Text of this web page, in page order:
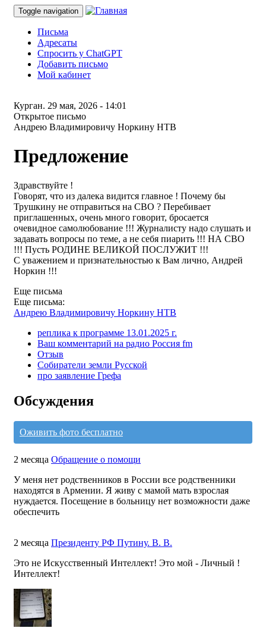
Toggle navigation
Письма
Адресаты
Спросить у ChatGPT
Добавить письмо
Мой кабинет
Курган. 29 мая, 2026 - 14:01
Открытое письмо
Андрею Владимировичу Норкину НТВ
Предложение
Здравствуйте !
Говорят, что из далека видится главное ! Почему бы
Трушкину не отправиться на СВО ? Перебивает
приглашенных, очень много говорит, бросается
очевидное самолюбование !!! Журналисту надо слушать и
задавать вопросы по теме, а не себя пиарить !!! НА СВО
!!! Пусть РОДИНЕ ВЕЛИКОЙ ПОСЛУЖИТ !!!
С уважением и признательностью к Вам лично, Андрей
Норкин !!!
Еще письма
Еще письма:
Андрею Владимировичу Норкину НТВ
реплика к программе 13.01.2025 г.
Ваш комментарий на радио Россия fm
Отзыв
Собиратели земли Русской
про заявление Грефа
Обсуждения
Оживить фото бесплатно
2 месяца Обращение о помощи
У меня нет родственников в России все родственники
находятся в Армении. Я живу с мамой мать взрослая
нуждается. Посещение в больницу нет возможности даже
обеспечить
2 месяца Президенту РФ Путину. В. В.
Это не Искусственный Интеллект! Это мой - Личный !
Интеллект!